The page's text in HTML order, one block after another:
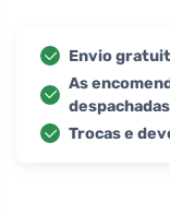
Envio
As
Trocas e